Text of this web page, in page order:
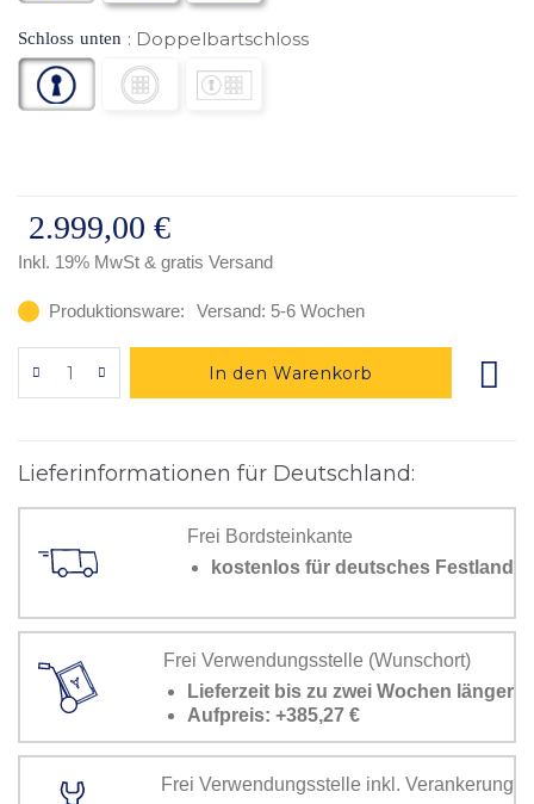
Schloss unten Doppelbartschloss
2.999,00 €
Inkl. 19% MwSt & gratis Versand
Produktionsware: Versand: 5-6 Wochen
In den Warenkorb
Lieferinformationen für Deutschland:
Frei Bordsteinkante
kostenlos für deutsches Festland
Frei Verwendungsstelle (Wunschort)
Lieferzeit bis zu zwei Wochen länger
Aufpreis: +385,27 €
Frei Verwendungsstelle inkl. Verankerung